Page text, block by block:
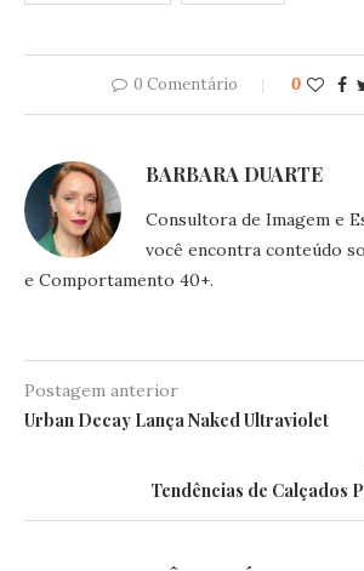
0 Comentário 0
BARBARA DUARTE
Consultora de Imagem e
você encontra conteúdo
e Comportamento 40+.
Postagem anterior
Urban Decay Lança Naked Ultraviolet
Tendências de Calçados